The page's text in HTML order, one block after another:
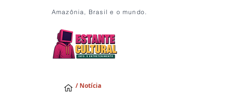
Amazônia, Brasil e o mundo.
/ Notícia